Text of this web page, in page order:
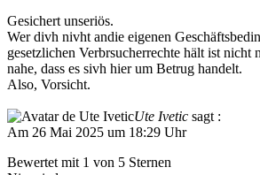
Gesichert unseriös.
Wer divh nivht andie eigenen
gesetzlichen Verbrsucherrechte hält ist nicht
nahe, dass es sivh hier um Betrug handelt.
Also, Vorsicht.
Ute Ivetic sagt :
Am 26 Mai 2025 um 18:29 Uhr
Bewertet mit 1 von 5 Sternen